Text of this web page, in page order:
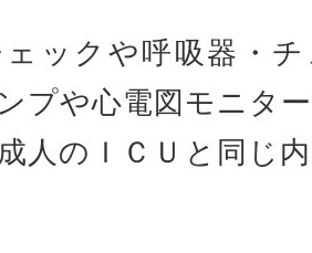
ックや呼吸器・
プや心電図モニタ
人のＩＣＵと同じ